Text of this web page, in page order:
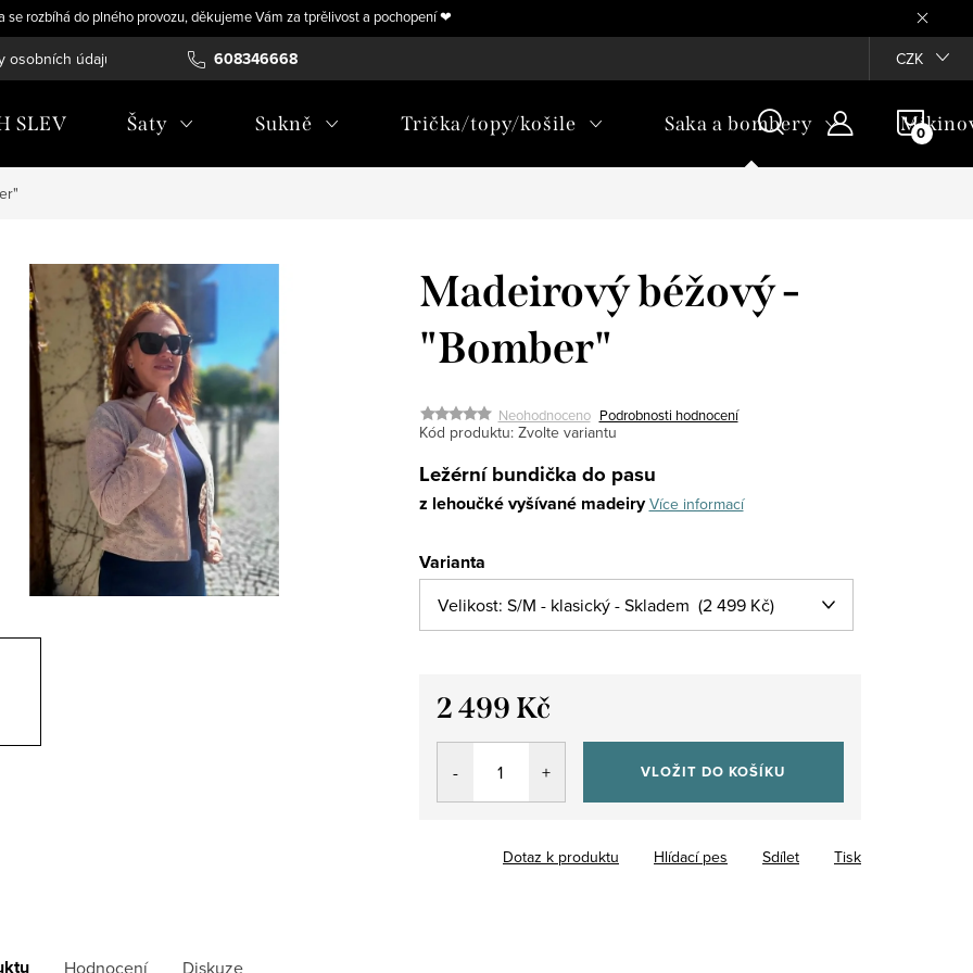
rozbíhá do plného provozu, děkujeme Vám za tprělivost a pochopení ❤
608346668
osobních údajů Vrácení, výměna nebo úprava zboží na míru CZK
SLEV Šaty Sukně Trička/topy/košile Saka a bombery
Madeirový béžový -
"Bomber"
Neohodnoceno Podrobnosti hodnocení
Kód produktu: Zvolte variantu
Ležérní bundička do pasu
z lehoučké vyšívané madeiry Více informací
Varianta
2 499 Kč
Měrná
VLOŽIT DO KOŠÍKU
Tisk
Dotaz k produktu Hlídací pes Sdílet
Hodnocení Diskuze